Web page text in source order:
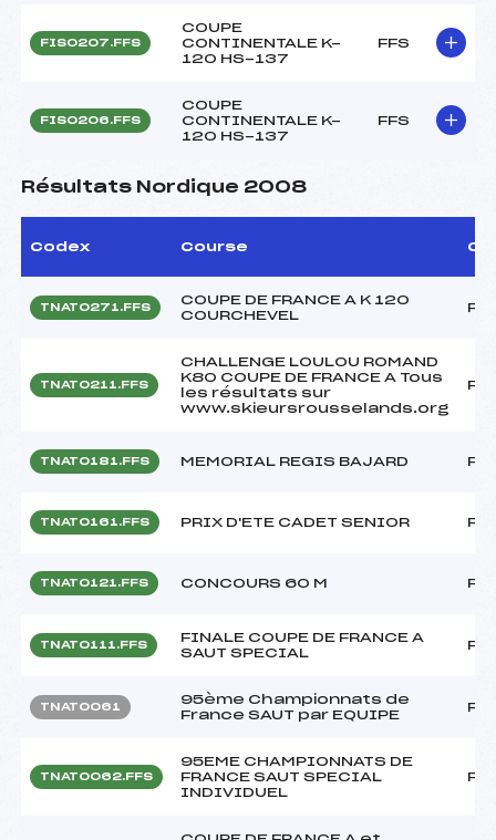
FIS0207.FFS
COUPE
CONTINENTALE K-
120 HS-137
FFS
FIS0206.FFS
COUPE
CONTINENTALE K-
120 HS-137
FFS
Résultats Nordique 2008
Codex Course
TNAT0271.FFS
COUPE DE FRANCE A K 120
COURCHEVEL
TNAT0211.FFS
CHALLENGE LOULOU ROMAND
K80 COUPE DE FRANCE A Tous
les résultats sur
www.skieursrousselands.org
TNAT0181.FFS MEMORIAL REGIS BAJARD
TNAT0161.FFS PRIX D'ETE CADET SENIOR
TNAT0121.FFS CONCOURS 60 M
TNAT0111.FFS
FINALE COUPE DE FRANCE A
SAUT SPECIAL
TNAT0061
95ème Championnats de
France SAUT par EQUIPE
TNAT0062.FFS
95EME CHAMPIONNATS DE
FRANCE SAUT SPECIAL
INDIVIDUEL